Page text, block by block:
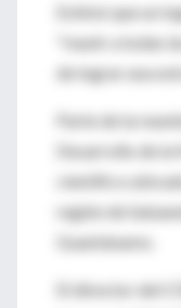
Estimó que un
"reunir a todas
de lograr una
Parte de la
Desarrollo de
científico
región de
Guantánamo.
El director del